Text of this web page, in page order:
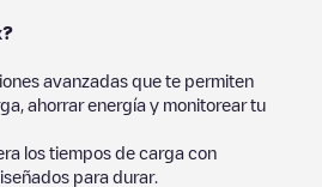
avanzadas que te permiten
ahorrar energía y monitorear tu
los tiempos de carga con
para durar.